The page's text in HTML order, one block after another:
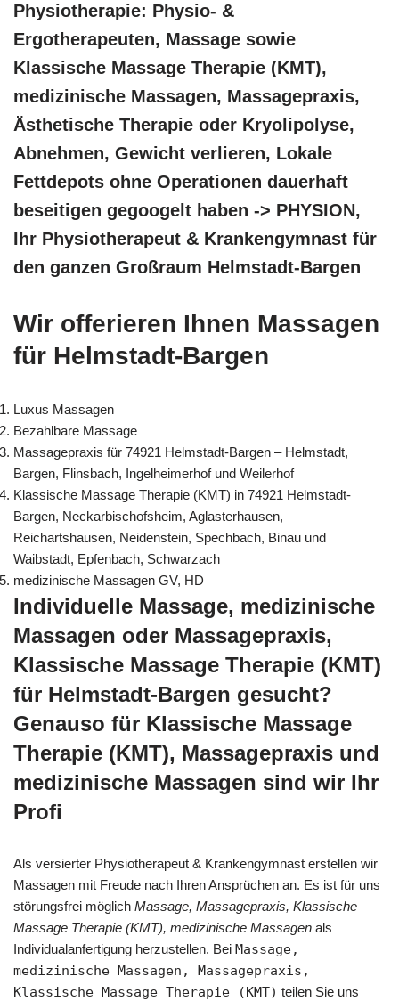
Physiotherapie: Physio- &
Ergotherapeuten, Massage sowie
Klassische Massage Therapie (KMT),
medizinische Massagen, Massagepraxis,
Ästhetische Therapie oder Kryolipolyse,
Abnehmen, Gewicht verlieren, Lokale
Fettdepots ohne Operationen dauerhaft
beseitigen gegoogelt haben -> PHYSION,
Ihr Physiotherapeut & Krankengymnast für
den ganzen Großraum Helmstadt-Bargen
Wir offerieren Ihnen Massagen
für Helmstadt-Bargen
Luxus Massagen
Bezahlbare Massage
Massagepraxis für 74921 Helmstadt-Bargen – Helmstadt,
Bargen, Flinsbach, Ingelheimerhof und Weilerhof
Klassische Massage Therapie (KMT) in 74921 Helmstadt-
Bargen, Neckarbischofsheim, Aglasterhausen,
Reichartshausen, Neidenstein, Spechbach, Binau und
Waibstadt, Epfenbach, Schwarzach
medizinische Massagen GV, HD
Individuelle Massage, medizinische
Massagen oder Massagepraxis,
Klassische Massage Therapie (KMT)
für Helmstadt-Bargen gesucht?
Genauso für Klassische Massage
Therapie (KMT), Massagepraxis und
medizinische Massagen sind wir Ihr
Profi
Als versierter Physiotherapeut & Krankengymnast erstellen wir
Massagen mit Freude nach Ihren Ansprüchen an. Es ist für uns
störungsfrei möglich Massage, Massagepraxis, Klassische
Massage Therapie (KMT), medizinische Massagen als
Individualanfertigung herzustellen. Bei Massage,
medizinische Massagen, Massagepraxis,
Klassische Massage Therapie (KMT) teilen Sie uns